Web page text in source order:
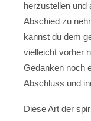
herzustellen und
Abschied zu
kannst du dem
vielleicht vorher
Gedanken noch
Abschluss und
Diese Art der